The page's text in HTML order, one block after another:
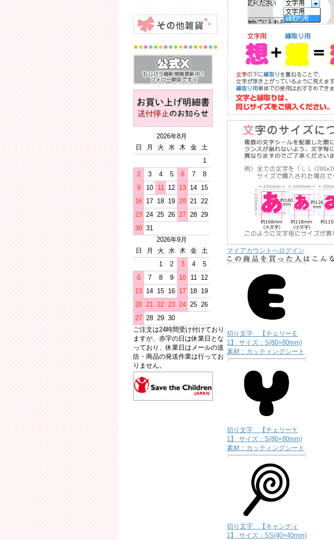
2026年8月
日
月 火 水 木 金
土
1
2
3 4 5 6 7
8
9
10 11 12 13 14 15
16 17 18 19 20 21 22
23 24 25 26 27 28 29
30 31
2026年9月
日
月 火 水 木 金
土
1
2 3 4
5
6
7 8 9 10 11
12
13 14 15 16 17 18 19
20 21 22 23 24 25 26
27 28 29 30
ご注文は24時間受け付けており
ますが、赤字の日は休業日とな
っており、休業日はメールの送
信・商品の発送作業は行ってお
りません。
マイアカウントへログイン
切り文字 【チェリーＥ
1】 サイズ：S(80×80mm)
素材：カッティングシート
切り文字 【チェリーＹ
1】 サイズ：S(80×80mm)
素材：カッティングシート
切り文字 【キャンディ
1】 サイズ：SS(40×40mm)